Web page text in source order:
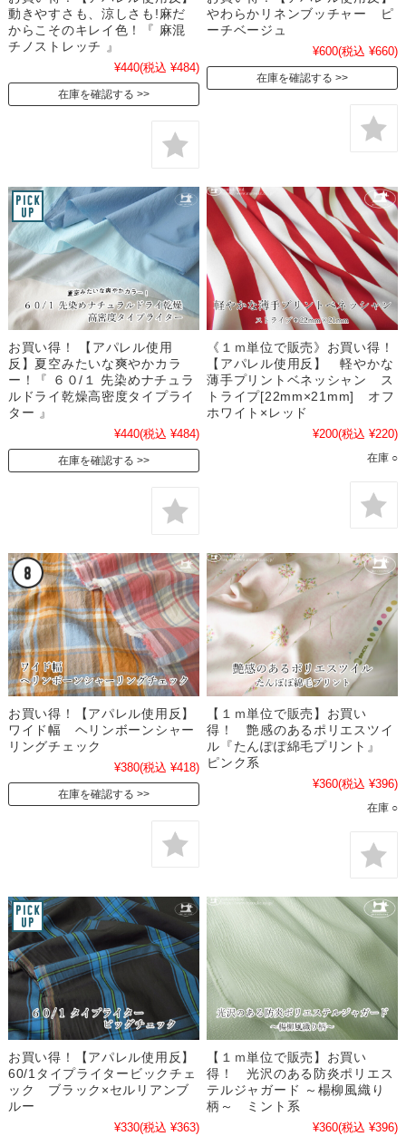
動きやすさも、涼しさも!麻だ
からこそのキレイ色！『 麻混
チノストレッチ 』
¥440(税込 ¥484)
在庫を確認する
やわらかリネンブッチャー ピ
ーチベージュ
¥600(税込 ¥660)
在庫を確認する
お買い得！ 【アパレル使用
反】夏空みたいな爽やかカラ
ー！『 ６０/１ 先染めナチュラ
ルドライ乾燥高密度タイプライ
ター 』
¥440(税込 ¥484)
在庫を確認する
《１ｍ単位で販売》お買い得！
【アパレル使用反】 軽やかな
薄手プリントベネッシャン ス
トライプ[22mm×21mm] オフ
ホワイト×レッド
¥200(税込 ¥220)
在庫 ○
お買い得！【アパレル使用反】
ワイド幅 ヘリンボーンシャー
リングチェック
¥380(税込 ¥418)
在庫を確認する
【１ｍ単位で販売】お買い
得！ 艶感のあるポリエスツイ
ル『たんぽぽ綿毛プリント』
ピンク系
¥360(税込 ¥396)
在庫 ○
お買い得！【アパレル使用反】
60/1タイプライタービックチェ
ック ブラック×セルリアンブ
ルー
¥330(税込 ¥363)
【１ｍ単位で販売】お買い
得！ 光沢のある防炎ポリエス
テルジャガード ～楊柳風織り
柄～ ミント系
¥360(税込 ¥396)